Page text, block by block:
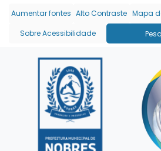
Seção de
Ir para o conteúdo [alt+1]
Ir para o menu [alt+2]
Ir para a busca [alt+3]
Ir para o rodapé [alt+4]
Aumentar fontes Alto Contraste Mapa
Sobre Acessibilidade